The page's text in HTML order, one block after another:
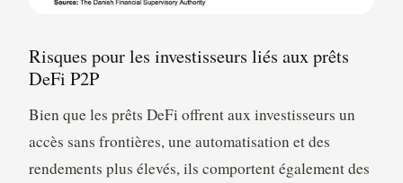
Risques pour les investisseurs liés aux prêts
DeFi P2P
Bien que les prêts DeFi offrent aux investisseurs un
accès sans frontières, une automatisation et des
rendements plus élevés, ils comportent également des